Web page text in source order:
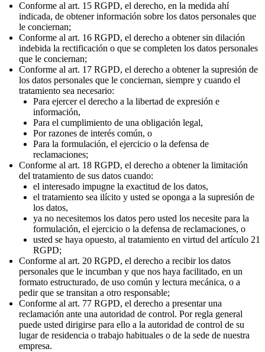
Conforme al art. 15 RGPD, el derecho, en la medida ahí
indicada, de obtener información sobre los datos personales que
le conciernan;
Conforme al art. 16 RGPD, el derecho a obtener sin dilación
indebida la rectificación o que se completen los datos personales
que le conciernan;
Conforme al art. 17 RGPD, el derecho a obtener la supresión de
los datos personales que le conciernan, siempre y cuando el
tratamiento sea necesario:
Para ejercer el derecho a la libertad de expresión e
información,
Para el cumplimiento de una obligación legal,
Por razones de interés común, o
Para la formulación, el ejercicio o la defensa de
reclamaciones;
Conforme al art. 18 RGPD, el derecho a obtener la limitación
del tratamiento de sus datos cuando:
el interesado impugne la exactitud de los datos,
el tratamiento sea ilícito y usted se oponga a la supresión de
los datos,
ya no necesitemos los datos pero usted los necesite para la
formulación, el ejercicio o la defensa de reclamaciones, o
usted se haya opuesto, al tratamiento en virtud del artículo 21
RGPD;
Conforme al art. 20 RGPD, el derecho a recibir los datos
personales que le incumban y que nos haya facilitado, en un
formato estructurado, de uso común y lectura mecánica, o a
pedir que se transitan a otro responsable;
Conforme al art. 77 RGPD, el derecho a presentar una
reclamación ante una autoridad de control. Por regla general
puede usted dirigirse para ello a la autoridad de control de su
lugar de residencia o trabajo habituales o de la sede de nuestra
empresa.